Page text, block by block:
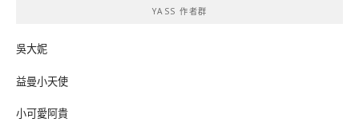
YASS 作者群
吳大妮
益曼小天使
小可愛阿貴